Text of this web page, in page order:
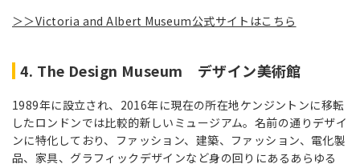
＞＞Victoria and Albert Museum公式サイトはこちら
4. The Design Museum デザイン美術館
1989年に設立され、2016年に現在の所在地ケンジントンに移転
したロンドンでは比較的新しいミュージアム。名前の通りデザイ
ンに特化しており、ファッション、建築、ファッション、電化製
品、家具、グラフィックデザインなど身の回りにあるあらゆる